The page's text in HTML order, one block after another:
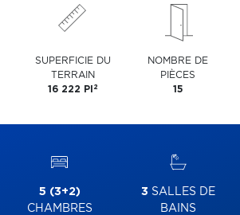
SUPERFICIE DU
TERRAIN
16 222 PI 2
NOMBRE DE
PIÈCES
15
5 (3+2)
CHAMBRES
3 SALLES DE
BAINS